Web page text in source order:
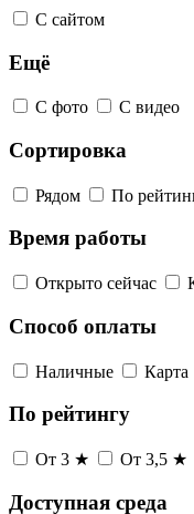
С сайтом
Ещё
С фото С видео
Сортировка
Рядом По
Время работы
Открыто сейчас
Способ оплаты
Наличные Карта
По рейтингу
От 3 ★ От 3,5 ★
Доступная среда